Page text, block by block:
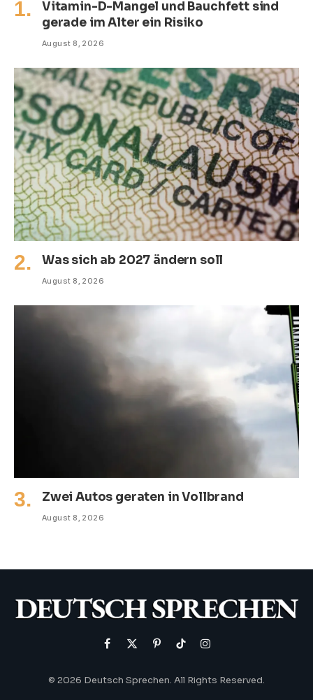
Vitamin-D-Mangel und Bauchfett sind
gerade im Alter ein Risiko
August 8, 2026
Was sich ab 2027 ändern soll
August 8, 2026
Zwei Autos geraten in Vollbrand
August 8, 2026
Facebook
X
Pinterest
TikTokInstagram
© 2026 Deutsch Sprechen. All Rights Reserved.